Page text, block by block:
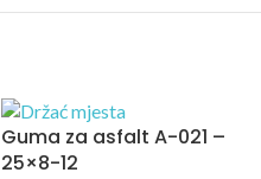
Guma za asfalt A-021 –
25×8-12